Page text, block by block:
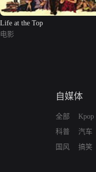
Life at the Top
电影
自媒体
全部
科普
国风
Kpop
汽车
搞笑